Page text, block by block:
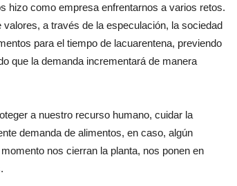
hizo como empresa enfrentarnos a varios retos.
a través de la especulación, la sociedad
para el tiempo de lacuarentena, previendo
que la demanda incrementará de manera
a nuestro recurso humano, cuidar la
demanda de alimentos, en caso, algún
nos cierran la planta, nos ponen en